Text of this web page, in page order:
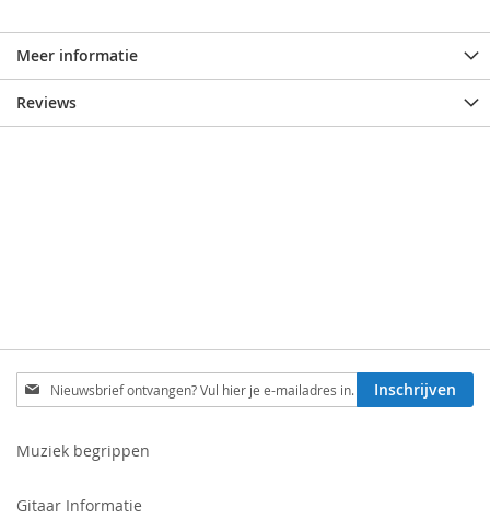
Meer informatie
Reviews
Schrijf
je
voor
Inschrijven
Muziek begrippen
Gitaar Informatie